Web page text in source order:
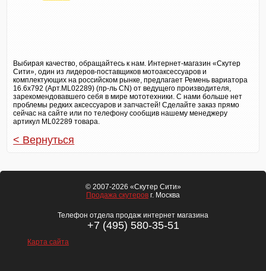
Выбирая качество, обращайтесь к нам. Интернет-магазин «Скутер
Сити», один из лидеров-поставщиков мотоаксессуаров и
комплектующих на российском рынке, предлагает Ремень вариатора
16.6x792 (Арт.ML02289) (пр-ль CN) от ведущего производителя,
зарекомендовавшего себя в мире мототехники. С нами больше нет
проблемы редких аксессуаров и запчастей! Сделайте заказ прямо
сейчас на сайте или по телефону сообщив нашему менеджеру
артикул ML02289 товара.
< Вернуться
© 2007-2026 «Скутер Сити»
Продажа скутеров г. Москва
Телефон отдела продаж интернет магазина
+7 (495) 580-35-51
Карта сайта